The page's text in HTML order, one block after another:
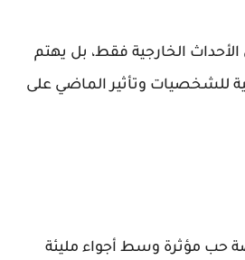
الخارجية فقط، بل يهتم
للشخصيات وتأثير الماضي على
حب مؤثرة وسط أجواء مليئة